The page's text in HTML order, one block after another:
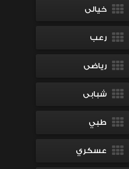
خيالى
رعب
رياضى
شبابى
طبي
عسكري